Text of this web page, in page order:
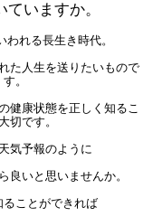
ていますか。
われる長生き時代。
た人生を送りたいもので
す。
健康状態を正しく知るこ
切です。
気予報のように
良いと思いませんか。
ことができれば